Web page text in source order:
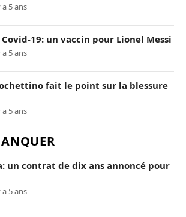
a 5 ans
19: un vaccin pour Lionel Messi
a 5 ans
fait le point sur la blessure
a 5 ans
un contrat de dix ans annoncé pour
a 5 ans